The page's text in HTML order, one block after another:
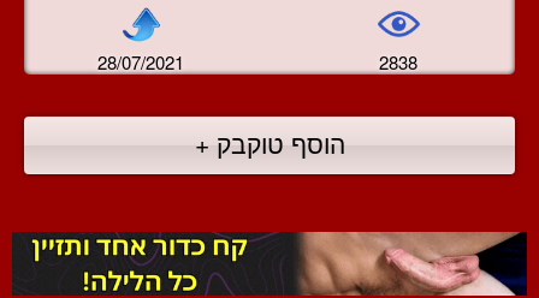
28/07/2021 2838
הוסף טוקבק +